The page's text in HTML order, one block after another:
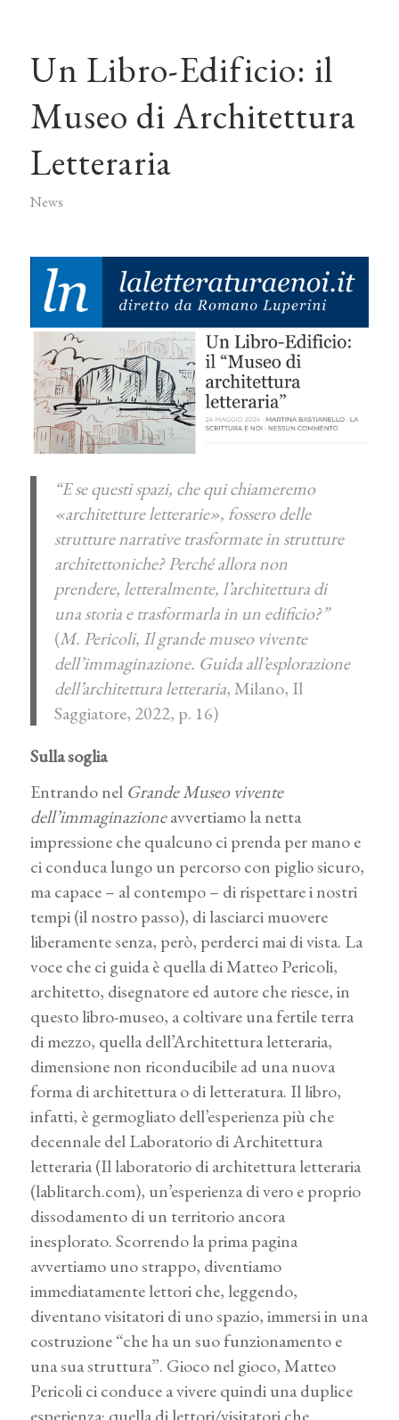
Un Libro-Edificio: il
Museo di Architettura
Letteraria
News
“E se questi spazi, che qui chiameremo
«architetture letterarie», fossero delle
strutture narrative trasformate in strutture
architettoniche? Perché allora non
prendere, letteralmente, l’architettura di
una storia e trasformarla in un edificio?”
(M. Pericoli, Il grande museo vivente
dell’immaginazione. Guida all’esplorazione
dell’architettura letteraria, Milano, Il
Saggiatore, 2022, p. 16)
Sulla soglia
Entrando nel Grande Museo vivente
dell’immaginazioneavvertiamo la netta
impressione che qualcuno ci prenda per mano e
ci conduca lungo un percorso con piglio sicuro,
ma capace – al contempo – di rispettare i nostri
tempi (il nostro passo), di lasciarci muovere
liberamente senza, però, perderci mai di vista. La
voce che ci guida è quella diMatteo Pericoli,
architetto, disegnatore ed autore che riesce, in
questo libro-museo, a coltivare una fertile terra
di mezzo, quella dell’Architettura letteraria,
dimensione non riconducibile ad una nuova
forma di architettura o di letteratura. Il libro,
infatti, è germogliato dell’esperienza più che
decennale del Laboratorio di Architettura
letteraria (Il laboratorio di architettura letteraria
(lablitarch.com), un’esperienza di vero e proprio
dissodamento di un territorio ancora
inesplorato. Scorrendo la prima pagina
avvertiamo uno strappo, diventiamo
immediatamente lettori che, leggendo,
diventano visitatori di uno spazio, immersi in una
costruzione “che ha un suo funzionamento e
una sua struttura”. Gioco nel gioco, Matteo
Pericoli ci conduce a vivere quindi una duplice
esperienza: quella di lettori/visitatori che